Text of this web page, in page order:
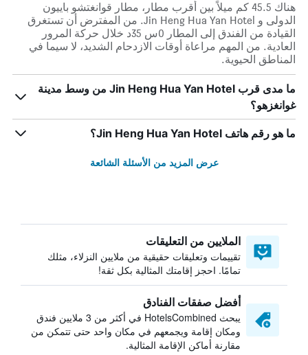
هناك 45.5 كم ميلاً بين أقرب مطار، مطار قوانغتشو باييون
الدولى و Jin Heng Hua Yan Hotel. من المفترض أن تستغرق
القيادة من الفندق إلى المطار 0س 35د خلال حركة المرور
العادية. من المهم مراعاة أوقات الازدحام الشديد، لا سيما في
المناطق الحيوية.
ما مدى قرب Jin Heng Hua Yan Hotel من وسط مدينة
غوانغزهو؟
ما هو رقم هاتف Jin Heng Hua Yan Hotel؟
عرض المزيد من الأسئلة الشائعة
الملايين من التعليقات
تقييمات وتعليقات حقيقية من ملايين النزلاء، مثلك
تمامًا. احجز إقامتك المثالية بكل ثقة!
أفضل صفقات الفنادق
يبحث HotelsCombined في أكثر من 3 ملايين فندق
ومكان إقامة ويجمعهم في مكان واحد حتى تتمكن من
مقارنة أماكن الإقامة المثالية.